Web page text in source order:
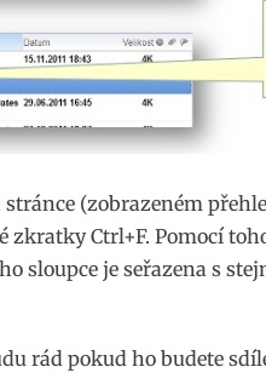
(zobrazeném
zkratky Ctrl+F. Pomocí
sloupce je seřazena s
rád pokud ho budete